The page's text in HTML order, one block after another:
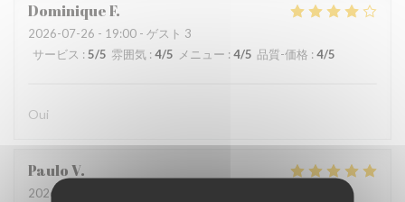
DominiqueF
2026-07-26 - 19:00 - ゲスト 3
サービス : 5/5 雰囲気 : 4/5 メニュー : 4/5 品質-価格 : 4/5
Oui
PauloV
2026-07-28